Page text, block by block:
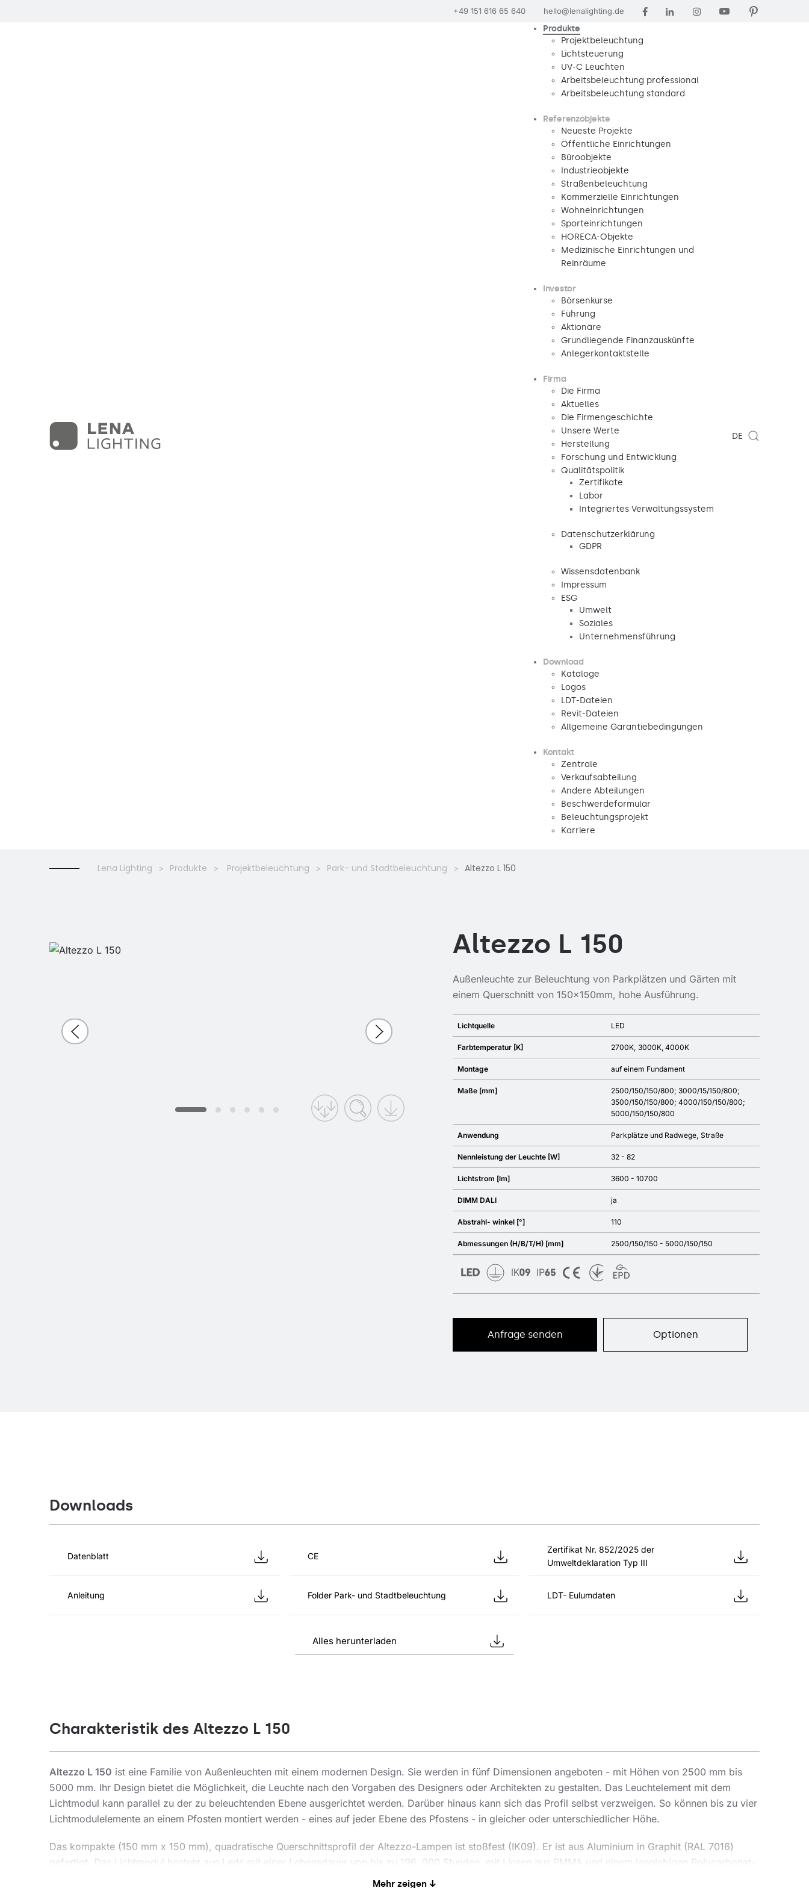
+49 151 616 65 640 hello@lenalighting.de
Produkte
Projektbeleuchtung
Lichtsteuerung
UV-C Leuchten
Arbeitsbeleuchtung professional
Arbeitsbeleuchtung standard
Referenzobjekte
Neueste Projekte
Öffentliche Einrichtungen
Büroobjekte
Industrieobjekte
Straßenbeleuchtung
Kommerzielle Einrichtungen
Wohneinrichtungen
Sporteinrichtungen
HORECA-Objekte
Medizinische Einrichtungen und
Reinräume
Investor
Börsenkurse
Führung
Aktionäre
Grundliegende Finanzauskünfte
Anlegerkontaktstelle
Firma
Die Firma
Aktuelles
Die Firmengeschichte
Unsere Werte
Herstellung
Forschung und Entwicklung
Qualitätspolitik
Zertifikate
Labor
Integriertes Verwaltungssystem
Datenschutzerklärung
GDPR
Wissensdatenbank
Impressum
ESG
Umwelt
Soziales
Unternehmensführung
Download
Kataloge
Logos
LDT-Dateien
Revit-Dateien
Allgemeine Garantiebedingungen
Kontakt
Zentrale
Verkaufsabteilung
Andere Abteilungen
Beschwerdeformular
Beleuchtungsprojekt
Karriere
DE
Lena Lighting Produkte Projektbeleuchtung Park- und Stadtbeleuchtung Altezzo L 150
Altezzo L 150
Außenleuchte zur Beleuchtung von Parkplätzen und Gärten mit
einem Querschnitt von 150x150mm, hohe Ausführung.
Lichtquelle LED
Farbtemperatur [K] 2700K 3000K 4000K
Montage auf einem Fundament
Maße [mm]
2500/150/150/800; 3000/15/150/800;
3500/150/150/800; 4000/150/150/800;
5000/150/150/800
Anwendung Parkplätze und Radwege Straße
Nennleistung der Leuchte [W] 32 - 82
Lichtstrom [lm] 3600 - 10700
DIMM DALI ja
Abstrahl- winkel [°] 110
Abmessungen (H/B/T/H) [mm] 2500/150/150 - 5000/150/150
Anfrage senden Optionen
Downloads
Datenblatt CE
Zertifikat Nr. 852/2025 der
Umweltdeklaration Typ III
Anleitung Folder Park- und Stadtbeleuchtung LDT- Eulumdaten
Alles herunterladen
Charakteristik des Altezzo L 150
Altezzo L 150 ist eine Familie von Außenleuchten mit einem modernen Design. Sie werden in fünf Dimensionen angeboten - mit Höhen von 2500 mm bis
5000 mm. Ihr Design bietet die Möglichkeit, die Leuchte nach den Vorgaben des Designers oder Architekten zu gestalten. Das Leuchtelement mit dem
Lichtmodul kann parallel zu der zu beleuchtenden Ebene ausgerichtet werden. Darüber hinaus kann sich das Profil selbst verzweigen. So können bis zu vier
Lichtmodulelemente an einem Pfosten montiert werden - eines auf jeder Ebene des Pfostens - in gleicher oder unterschiedlicher Höhe.
Das kompakte (150 mm x 150 mm), quadratische Querschnittsprofil der Altezzo-Lampen ist stoßfest (IK09). Er ist aus Aluminium in Graphit (RAL 7016)
gefertigt. Das Lichtmodul besteht aus Leds mit einer Lebensdauer von bis zu 196. 000 Stunden, mit Linsen aus PMMA und einem langlebigen Polycarbonat-
Mehr zeigen ↓